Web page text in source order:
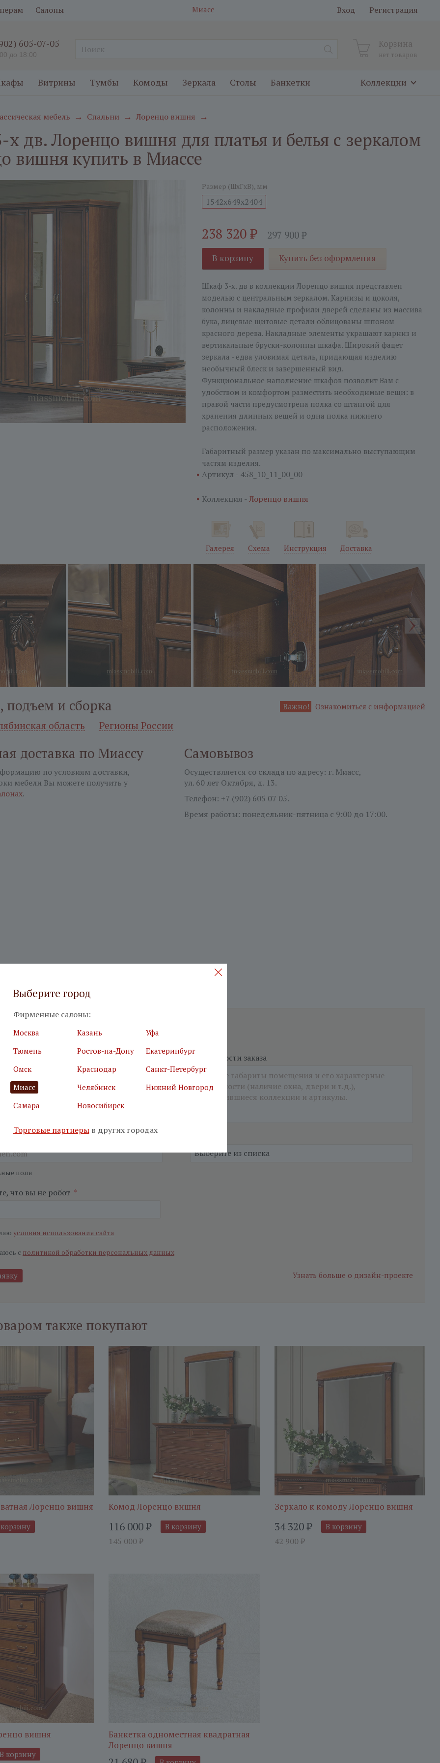
Салоны Миасс Вход Регистрация
605-07-05
до 18:00
Корзина
нет товаров
Витрины Тумбы Комоды Зеркала Столы Банкетки Коллекции
мебель → Спальни → Лоренцо вишня →
дв. Лоренцо вишня для платья и белья с зеркалом
вишня купить в Миассе
Размер (ШxГxВ), мм
1542x649x2404
238 320₽ 297 900₽
В корзину Купить без оформления
Шкаф 3-х. дв в коллекции Лоренцо вишня представлен
моделью с центральным зеркалом. Карнизы и цоколя,
колонны и накладные профили дверей сделаны из массива
бука, лицевые щитовые детали облицованы шпоном
красного дерева. Накладные элементы украшают карниз и
вертикальные бруски-колонны шкафа. Широкий фацет
зеркала - едва уловимая деталь, придающая изделию
необычный блеск и завершенный вид.
Функциональное наполнение шкафов позволит Вам с
удобством и комфортом разместить необходимые вещи: в
правой части предусмотрена полка со штангой для
хранения длинных вещей и одна полка нижнего
расположения.
Габаритный размер указан по максимально выступающим
частям изделия.
Артикул - 458_10_11_00_00
Коллекция -Лоренцо вишня
Галерея Схема Инструкция Доставка
подъем и сборка Важно! Ознакомиться с информацией
область Регионы России
доставка по Миассу
по условиям доставки,
мебели Вы можете получить у
.
Самовывоз
Осуществляется со склада по адресу: г. Миасс,
ул. 60 лет Октября, д. 13.
Телефон: +7 (902) 605 07 05.
Время работы: понедельник-пятница с 9:00 до 17:00.
бесплатный дизайн-проект
почта*
Подробности заказа
поля
что вы не робот *
условия использования сайта
с политикой обработки персональных данных
Узнать больше о дизайн-проекте
также покупают
Лоренцо вишня Комод Лоренцо вишня
116 000₽
145 000 ₽
В корзину
Зеркало к комоду Лоренцо вишня
34 320₽
42 900 ₽
В корзину
вишня
В корзину
Банкетка одноместная квадратная
Лоренцо вишня
Выберите город
Фирменные салоны:
Москва Казань
Уфа
Тюмень
Ростов-на-Дону
Екатеринбург
Омск
Краснодар
Санкт-Петербург
Миасс
Челябинск
Нижний Новгород
Самара
Новосибирск
Торговые партнерыв других городах